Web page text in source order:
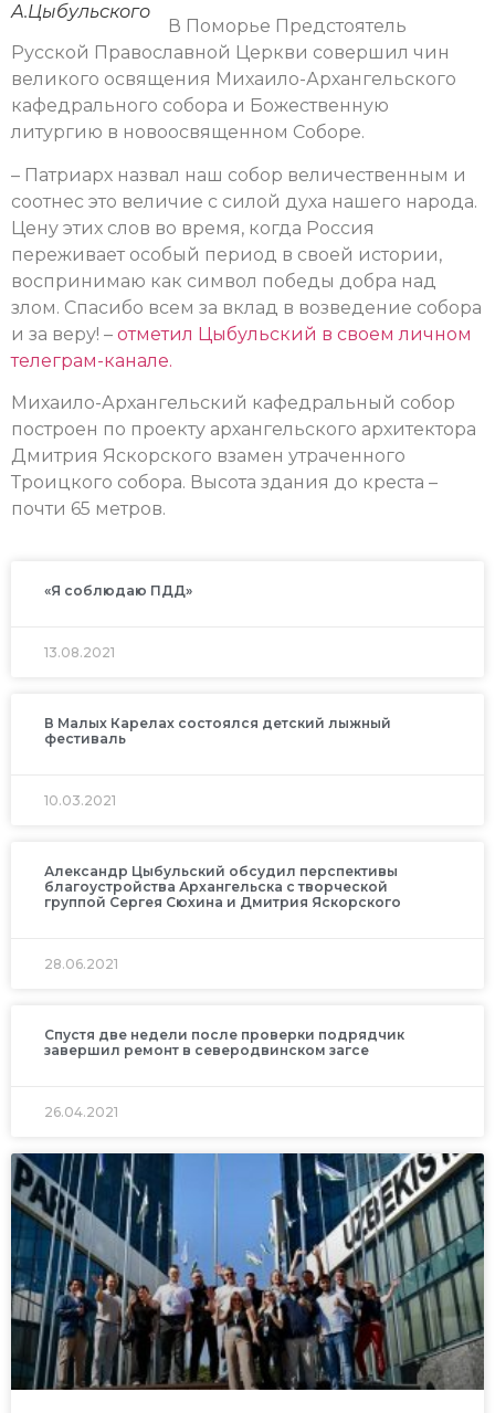
А.Цыбульского
В Поморье Предстоятель
Русской Православной Церкви совершил чин
великого освящения Михаило-Архангельского
кафедрального собора и Божественную
литургию в новоосвященном Соборе.
– Патриарх назвал наш собор величественным и
соотнес это величие с силой духа нашего народа.
Цену этих слов во время, когда Россия
переживает особый период в своей истории,
воспринимаю как символ победы добра над
злом. Спасибо всем за вклад в возведение собора
и за веру! – отметил Цыбульский в своем личном
телеграм-канале.
Михаило-Архангельский кафедральный собор
построен по проекту архангельского архитектора
Дмитрия Яскорского взамен утраченного
Троицкого собора. Высота здания до креста –
почти 65 метров.
«Я соблюдаю ПДД»
13.08.2021
В Малых Карелах состоялся детский лыжный
фестиваль
10.03.2021
Александр Цыбульский обсудил перспективы
благоустройства Архангельска с творческой
группой Сергея Сюхина и Дмитрия Яскорского
28.06.2021
Спустя две недели после проверки подрядчик
завершил ремонт в северодвинском загсе
26.04.2021